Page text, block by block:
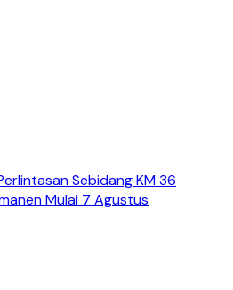
Sebidang KM 36
Mulai 7 Agustus